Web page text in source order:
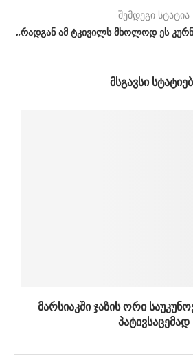
შემდეგი სტატია
„რადგან ამ ტკივილს მხოლოდ ეს
ᲛᲡᲒᲐᲕᲡᲘ
მარსიაკში ჯაზის ორი
პატივსაცემად